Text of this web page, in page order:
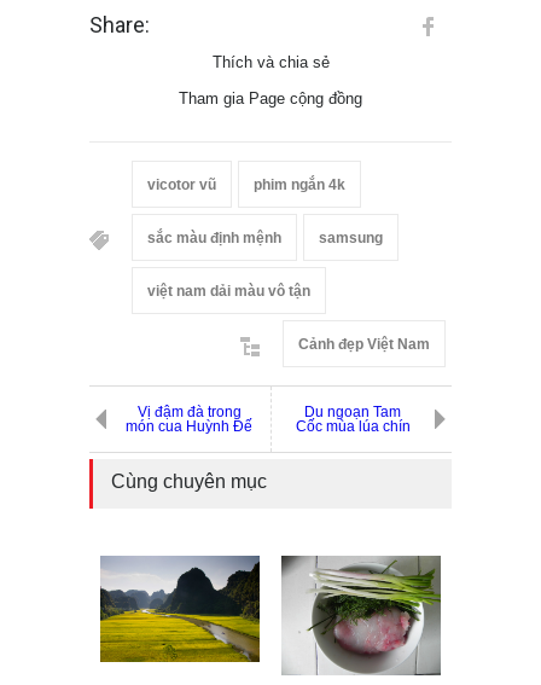
Share:
Thích và chia sẻ
Tham gia Page cộng đồng
vicotor vũ phim ngắn 4k
sắc màu định mệnh samsung
việt nam dải màu vô tận
Cảnh đẹp Việt Nam
Vị đậm đà trong
món cua Huỳnh Đế
Du ngoạn Tam
Cốc mùa lúa chín
Cùng chuyên mục